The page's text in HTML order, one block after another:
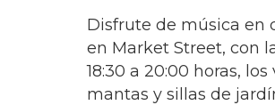
Disfrute de música en
en Market Street, con
18:30 a 20:00 horas,
mantas y sillas de